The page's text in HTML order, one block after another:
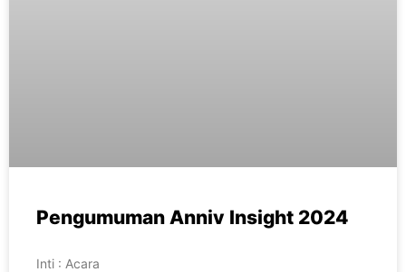
Pengumuman Anniv Insight 2024
Inti : Acara